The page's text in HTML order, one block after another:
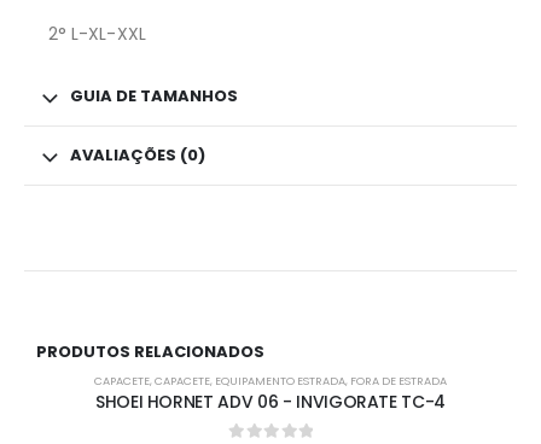
2° L-XL-XXL
GUIA DE TAMANHOS
AVALIAÇÕES (0)
PRODUTOS RELACIONADOS
CAPACETE,CAPACETE, EQUIPAMENTO ESTRADA, FORA DE ESTRADA
SHOEI HORNET ADV 06 - INVIGORATE TC-4